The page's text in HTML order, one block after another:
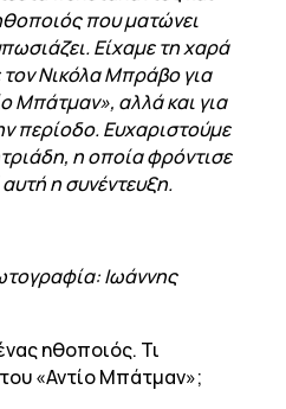
που ματώνει
Είχαμε τη χαρά
Νικόλα Μπράβο για
Μπάτμαν», αλλά και για
περίοδο. Ευχαριστούμε
η οποία φρόντισε
η συνέντευξη.
Ιωάννης
ηθοποιός. Τι
«Αντίο Μπάτμαν»;